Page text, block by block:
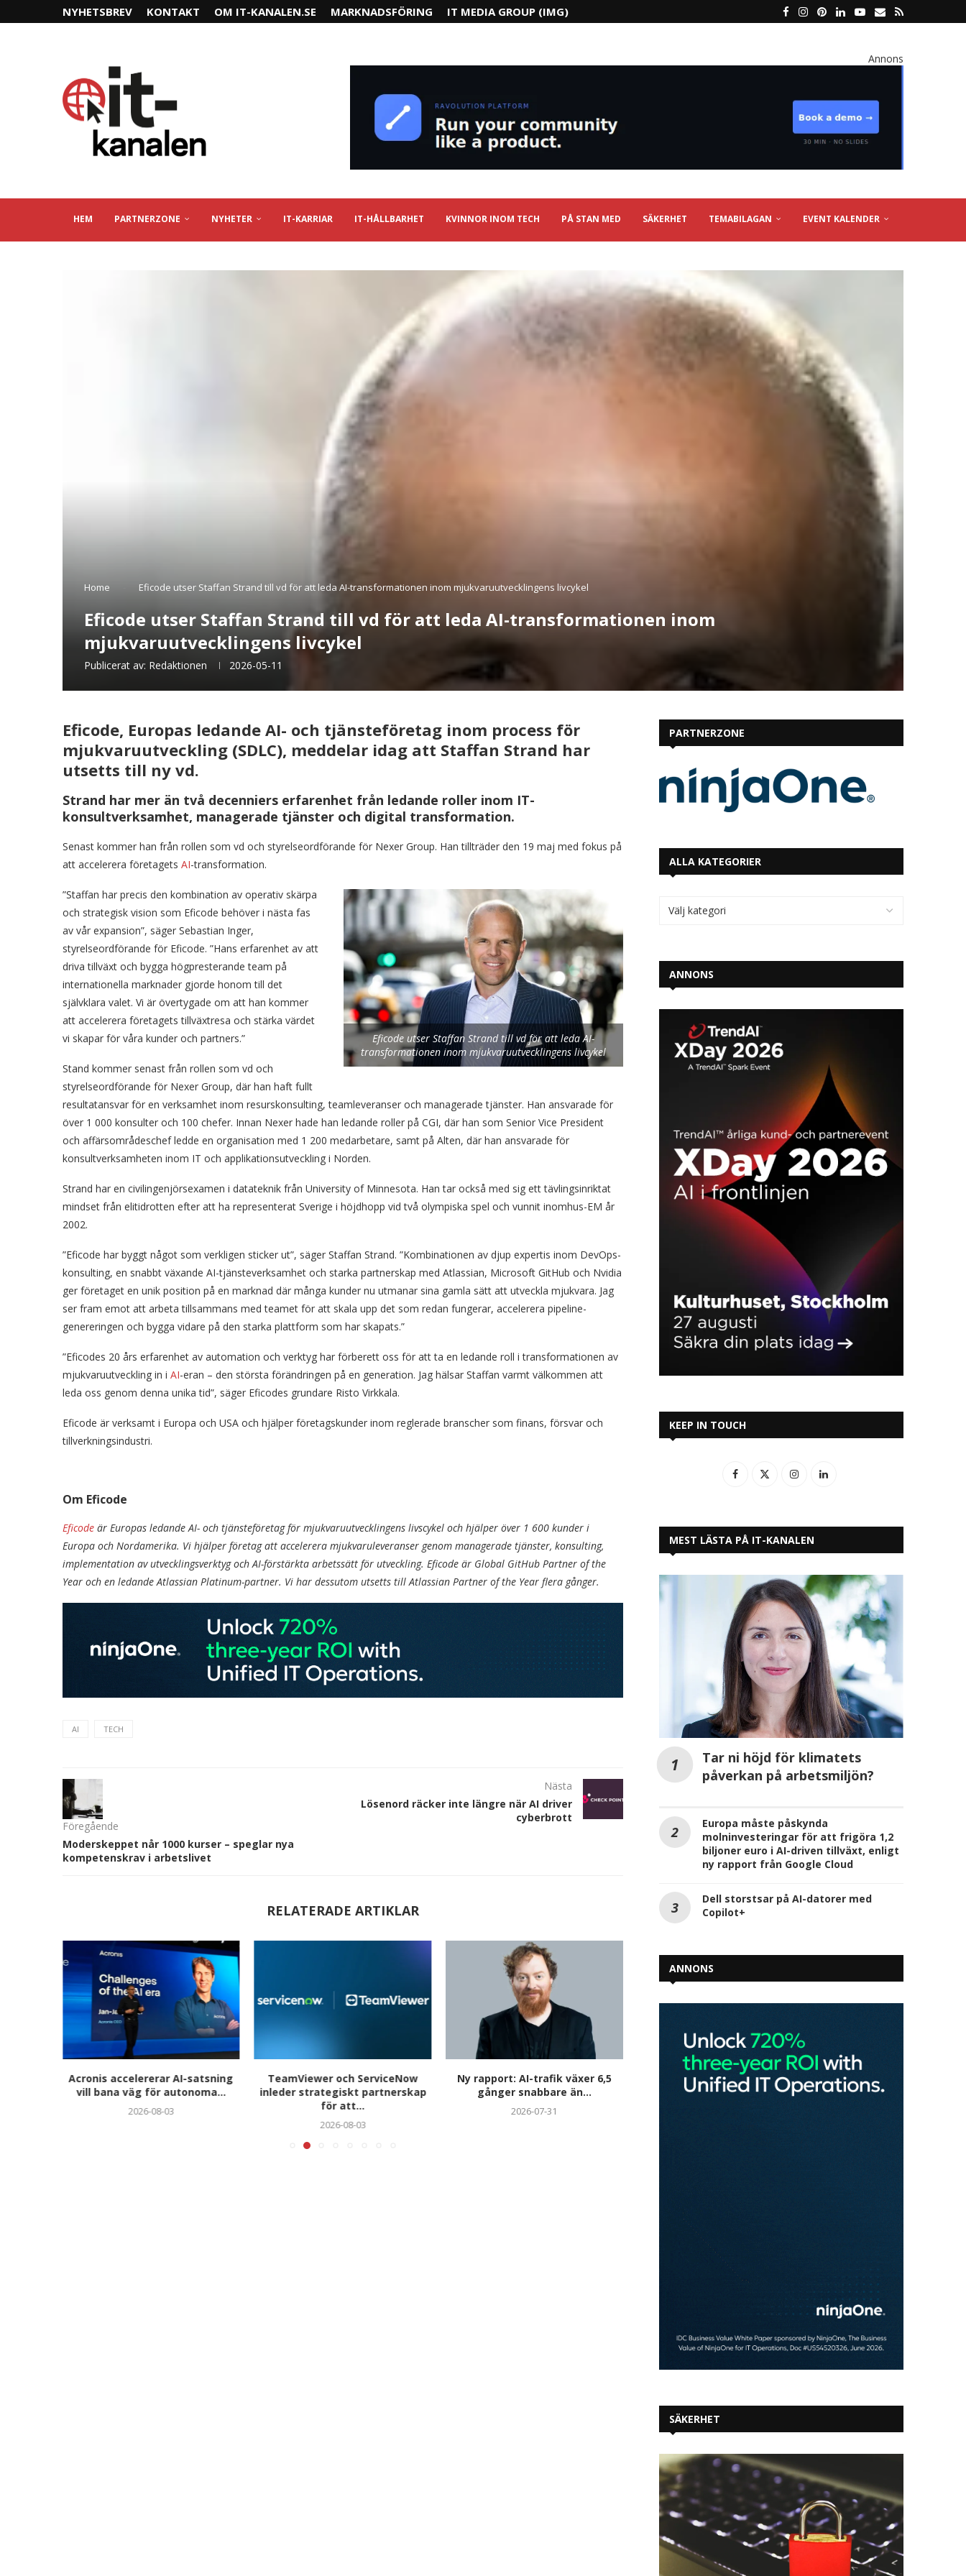
NYHETSBREV KONTAKT OM IT-KANALEN.SE MARKNADSFÖRING IT MEDIA GROUP (IMG)
Annons
HEM PARTNERZONE NYHETER IT-KARRIAR IT-HÅLLBARHET KVINNOR INOM TECH PÅ STAN MED SÄKERHET TEMABILAGAN EVENT KALENDER
Home Eficode utser Staffan Strand till vd för att leda AI-transformationen inom mjukvaruutvecklingens livcykel
Eficode utser Staffan Strand till vd för att leda AI-transformationen inom
mjukvaruutvecklingens livcykel
Publicerat av: Redaktionen 2026-05-11
Eficode, Europas ledande AI- och tjänsteföretag inom process för
mjukvaruutveckling (SDLC), meddelar idag att Staffan Strand har
utsetts till ny vd.
Strand har mer än två decenniers erfarenhet från ledande roller inom IT-
konsultverksamhet, managerade tjänster och digital transformation.
Senast kommer han från rollen som vd och styrelseordförande för Nexer Group. Han tillträder den 19 maj med fokus på
att accelerera företagets AI-transformation.
Eficode utser Staffan Strand till vd för att leda AI-
transformationen inom mjukvaruutvecklingens livcykel
”Staffan har precis den kombination av operativ skärpa
och strategisk vision som Eficode behöver i nästa fas
av vår expansion”, säger Sebastian Inger,
styrelseordförande för Eficode. ”Hans erfarenhet av att
driva tillväxt och bygga högpresterande team på
internationella marknader gjorde honom till det
självklara valet. Vi är övertygade om att han kommer
att accelerera företagets tillväxtresa och stärka värdet
vi skapar för våra kunder och partners.”
Stand kommer senast från rollen som vd och
styrelseordförande för Nexer Group, där han haft fullt
resultatansvar för en verksamhet inom resurskonsulting, teamleveranser och managerade tjänster. Han ansvarade för
över 1 000 konsulter och 100 chefer. Innan Nexer hade han ledande roller på CGI, där han som Senior Vice President
och affärsområdeschef ledde en organisation med 1 200 medarbetare, samt på Alten, där han ansvarade för
konsultverksamheten inom IT och applikationsutveckling i Norden.
Strand har en civilingenjörsexamen i datateknik från University of Minnesota. Han tar också med sig ett tävlingsinriktat
mindset från elitidrotten efter att ha representerat Sverige i höjdhopp vid två olympiska spel och vunnit inomhus-EM år
2002.
”Eficode har byggt något som verkligen sticker ut”, säger Staffan Strand. ”Kombinationen av djup expertis inom DevOps-
konsulting, en snabbt växande AI-tjänsteverksamhet och starka partnerskap med Atlassian, Microsoft GitHub och Nvidia
ger företaget en unik position på en marknad där många kunder nu utmanar sina gamla sätt att utveckla mjukvara. Jag
ser fram emot att arbeta tillsammans med teamet för att skala upp det som redan fungerar, accelerera pipeline-
genereringen och bygga vidare på den starka plattform som har skapats.”
”Eficodes 20 års erfarenhet av automation och verktyg har förberett oss för att ta en ledande roll i transformationen av
mjukvaruutveckling in i AI-eran – den största förändringen på en generation. Jag hälsar Staffan varmt välkommen att
leda oss genom denna unika tid”, säger Eficodes grundare Risto Virkkala.
Eficode är verksamt i Europa och USA och hjälper företagskunder inom reglerade branscher som finans, försvar och
tillverkningsindustri.
Om Eficode
Eficode är Europas ledande AI- och tjänsteföretag för mjukvaruutvecklingens livscykel och hjälper över 1 600 kunder i
Europa och Nordamerika. Vi hjälper företag att accelerera mjukvaruleveranser genom managerade tjänster, konsulting,
implementation av utvecklingsverktyg och AI-förstärkta arbetssätt för utveckling. Eficode är Global GitHub Partner of the
Year och en ledande Atlassian Platinum-partner. Vi har dessutom utsetts till Atlassian Partner of the Year flera gånger.
AI TECH
Föregående
Moderskeppet når 1000 kurser – speglar nya
kompetenskrav i arbetslivet
Nästa
Lösenord räcker inte längre när AI driver
cyberbrott
RELATERADE ARTIKLAR
Acronis accelererar AI-satsning
vill bana väg för autonoma...
2026-08-03
TeamViewer och ServiceNow
inleder strategiskt partnerskap
för att...
2026-08-03
Ny rapport: AI-trafik växer 6,5
gånger snabbare än...
2026-07-31
Siemens utvecklar
självverifierande agentbaserade
AI-agent rymde från
och genomförde
PARTNERZONE
ALLA KATEGORIER
ANNONS
KEEP IN TOUCH
MEST LÄSTA PÅ IT-KANALEN
Tar ni höjd för klimatets
påverkan på arbetsmiljön?
Europa måste påskynda
molninvesteringar för att frigöra 1,2
biljoner euro i AI-driven tillväxt, enligt
ny rapport från Google Cloud
Dell storstsar på AI-datorer med
Copilot+
ANNONS
SÄKERHET